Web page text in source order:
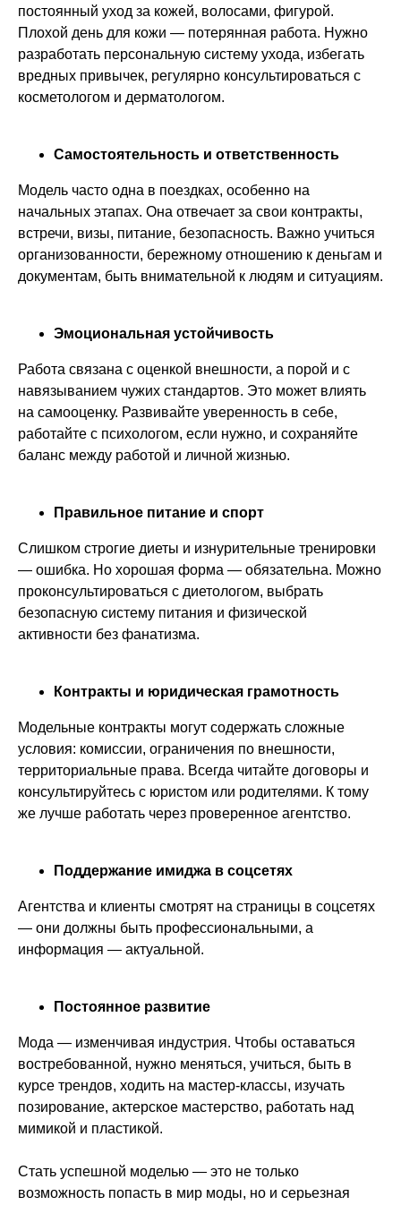
постоянный уход за кожей, волосами, фигурой.
Плохой день для кожи — потерянная работа. Нужно
разработать персональную систему ухода, избегать
вредных привычек, регулярно консультироваться с
косметологом и дерматологом.
Самостоятельность и ответственность
Модель часто одна в поездках, особенно на
начальных этапах. Она отвечает за свои контракты,
встречи, визы, питание, безопасность. Важно учиться
организованности, бережному отношению к деньгам и
документам, быть внимательной к людям и ситуациям.
Эмоциональная устойчивость
Работа связана с оценкой внешности, а порой и с
навязыванием чужих стандартов. Это может влиять
на самооценку. Развивайте уверенность в себе,
работайте с психологом, если нужно, и сохраняйте
баланс между работой и личной жизнью.
Правильное питание и спорт
Слишком строгие диеты и изнурительные тренировки
— ошибка. Но хорошая форма — обязательна. Можно
проконсультироваться с диетологом, выбрать
безопасную систему питания и физической
активности без фанатизма.
Контракты и юридическая грамотность
Модельные контракты могут содержать сложные
условия: комиссии, ограничения по внешности,
территориальные права. Всегда читайте договоры и
консультируйтесь с юристом или родителями. К тому
же лучше работать через проверенное агентство.
Поддержание имиджа в соцсетях
Агентства и клиенты смотрят на страницы в соцсетях
— они должны быть профессиональными, а
информация — актуальной.
Постоянное развитие
Мода — изменчивая индустрия. Чтобы оставаться
востребованной, нужно меняться, учиться, быть в
курсе трендов, ходить на мастер-классы, изучать
позирование, актерское мастерство, работать над
мимикой и пластикой.
Стать успешной моделью — это не только
возможность попасть в мир моды, но и серьезная
Интенсивы
Летний лагерь
2026
до 65+ лет
Обучение
Модели от 18 до 30
лет
Модели 30+ лет
© 2007-2026 Все права защищены.
улица, 25, 2 этаж, офис 12
info@topsecretmodel.ru
Fashion режиссер
Отзывы
Контакты
ИНН: 770501593933,